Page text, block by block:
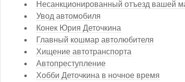
Несанкционированный отъезд вашей
Увод автомобиля
Конек Юрия Деточкина
Главный кошмар автолюбителя
Хищение автотранспорта
Автопреступление
Хобби Деточкина в ночное время